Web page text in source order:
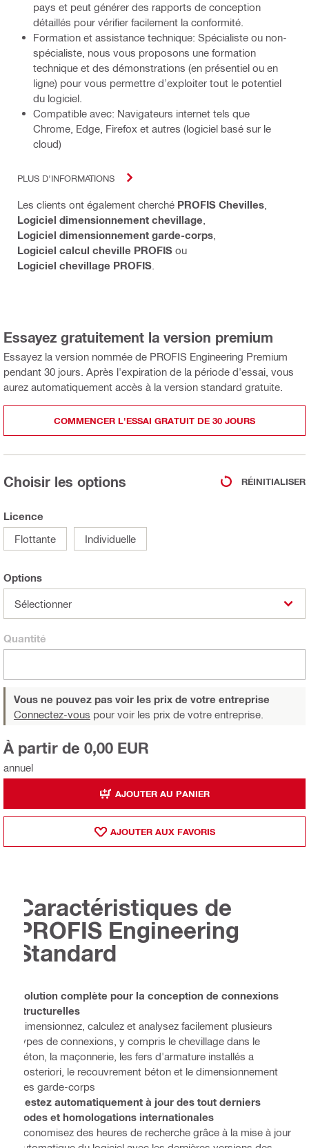
pays et peut générer des rapports de conception
détaillés pour vérifier facilement la conformité.
Formation et assistance technique: Spécialiste ou non-
spécialiste, nous vous proposons une formation
technique et des démonstrations (en présentiel ou en
ligne) pour vous permettre d’exploiter tout le potentiel
du logiciel.
Compatible avec: Navigateurs internet tels que
Chrome, Edge, Firefox et autres (logiciel basé sur le
cloud)
PLUS D'INFORMATIONS
Les clients ont également cherché PROFIS Chevilles
Logiciel dimensionnement chevillage
Logiciel dimensionnement garde-corps
Logiciel calcul cheville PROFIS ou
Logiciel chevillage PROFIS
Essayez gratuitement la version premium
Essayez la version nommée de PROFIS Engineering Premium
pendant 30 jours. Après l'expiration de la période d'essai, vous
aurez automatiquement accès à la version standard gratuite.
COMMENCER L'ESSAI GRATUIT DE 30 JOURS
Choisir les options RÉINITIALISER
Licence
Flottante
Individuelle
Options
Sélectionner
Quantité
Vous ne pouvez pas voir les prix de votre entreprise
Connectez-vous pour voir les prix de votre entreprise.
À partir de 0,00 EUR
annuel
AJOUTER AU PANIER
AJOUTER AUX FAVORIS
Caractéristiques de
PROFIS Engineering
Standard
Solution complète pour la conception de connexions
structurelles
Dimensionnez, calculez et analysez facilement plusieurs
types de connexions, y compris le chevillage dans le
béton, la maçonnerie, les fers d'armature installés a
posteriori, le recouvrement béton et le dimensionnement
des garde-corps
Restez automatiquement à jour des tout derniers
codes et homologations internationales
Économisez des heures de recherche grâce à la mise à jour